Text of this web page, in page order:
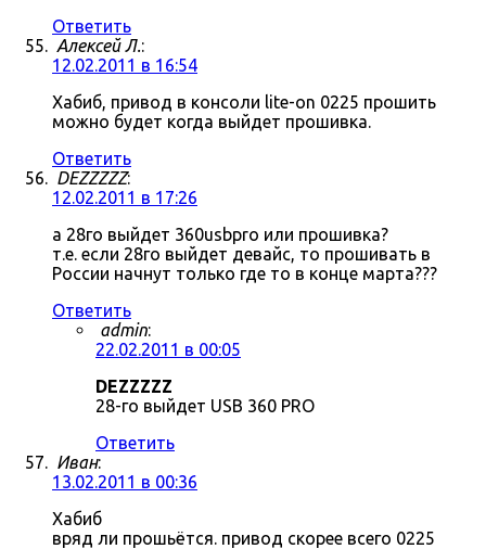
Ответить
Алексей Л.:
12.02.2011 в 16:54
Хабиб, привод в консоли lite-on 0225 прошить
можно будет когда выйдет прошивка.
Ответить
DEZZZZZ:
12.02.2011 в 17:26
а 28го выйдет 360usbpro или прошивка?
т.е. если 28го выйдет девайс, то прошивать в
России начнут только где то в конце марта???
Ответить
admin:
22.02.2011 в 00:05
DEZZZZZ
28-го выйдет USB 360 PRO
Ответить
Иван:
13.02.2011 в 00:36
Хабиб
вряд ли прошьётся. привод скорее всего 0225